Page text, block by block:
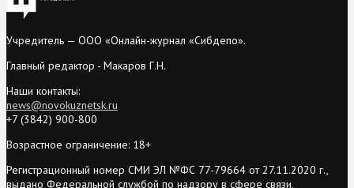
Учредитель — ООО «Онлайн-журнал «Сибдепо».
Главный редактор - Макаров Г.Н.
Наши контакты:
news@novokuznetsk.ru
+7 (3842) 900-800
Возрастное ограничение: 18+
Регистрационный номер СМИ ЭЛ №ФС 77-79664 от 27.11.2020 г.,
выдано Федеральной службой по надзору в сфере связи,